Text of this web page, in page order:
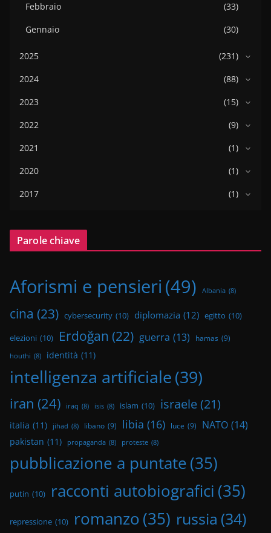
Febbraio
(33)
Gennaio
(30)
2025
(231)
2024
(88)
2023
(15)
2022
(9)
2021
(1)
2020
(1)
2017
(1)
Parole chiave
Aforismi e pensieri (49) Albania (8)
cina (23) cybersecurity (10) diplomazia (12) egitto (10)
elezioni (10) Erdoğan (22) guerra (13) hamas (9)
houthi (8) identità (11)
intelligenza artificiale(39)
iran (24) iraq (8) isis (8) islam (10) israele(21)
italia (11) jihad (8) libano (9) libia (16) luce (9) NATO (14)
pakistan (11) propaganda (8) proteste (8)
pubblicazione a puntate(35)
putin (10) racconti autobiografici (35)
repressione (10) romanzo(35) russia (34)